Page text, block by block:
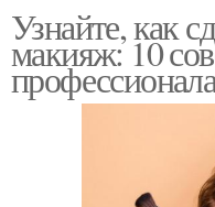
Узнайте, как
макияж: 10